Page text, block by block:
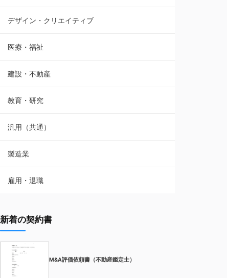
デザイン・クリエイティブ
医療・福祉
建設・不動産
教育・研究
汎用（共通）
製造業
雇用・退職
新着の契約書
M&A評価依頼書（不動産鑑定士）